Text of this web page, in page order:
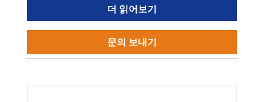
더 읽어보기
문의 보내기